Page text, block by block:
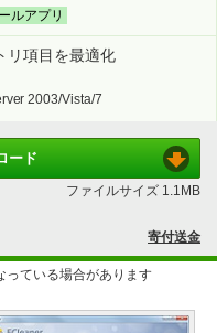
ルアプリ
リ項目を最適化
2003/Vista/7
ード
ファイルサイズ 1.1MB
寄付送金
ている場合があります